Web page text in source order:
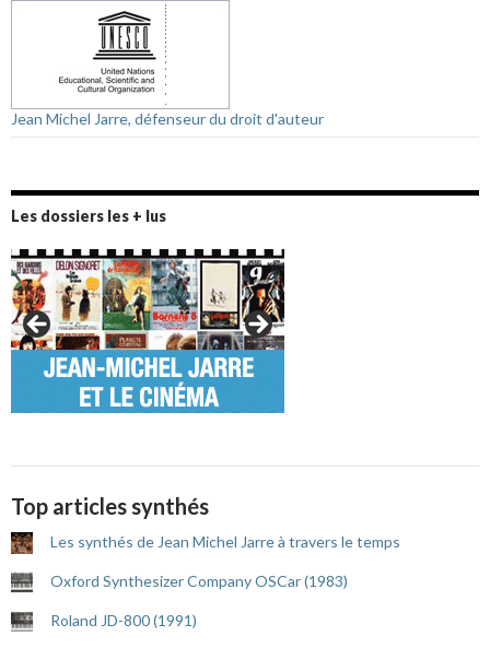
Jean Michel Jarre, défenseur du droit d'auteur
Les dossiers les + lus
Top articles synthés
Les synthés de Jean Michel Jarre à travers le temps
Oxford Synthesizer Company OSCar (1983)
Roland JD-800 (1991)